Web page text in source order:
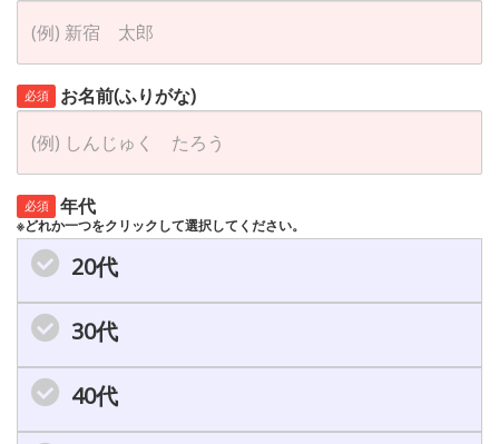
必須 お名前(ふりがな)
必須 年代
※どれか一つをクリックして選択してください。
20代
30代
40代